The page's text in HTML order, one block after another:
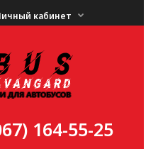
кабинет
164-55-25